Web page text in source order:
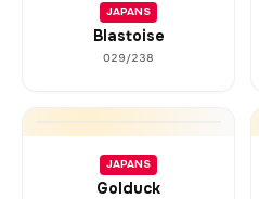
JAPANS
Blastoise
029/238
JAPANS
Golduck